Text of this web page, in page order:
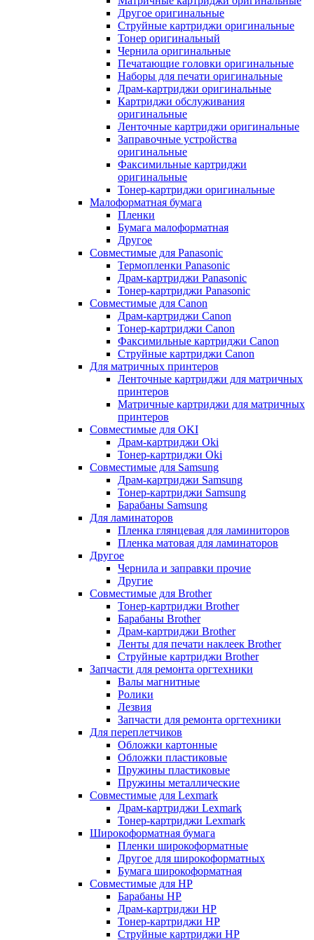
Другое оригинальные
Струйные картриджи оригинальные
Тонер оригинальный
Чернила оригинальные
Печатающие головки оригинальные
Наборы для печати оригинальные
Драм-картриджи оригинальные
Картриджи обслуживания
оригинальные
Ленточные картриджи оригинальные
Заправочные устройства
оригинальные
Факсимильные картриджи
оригинальные
Тонер-картриджи оригинальные
Малоформатная бумага
Пленки
Бумага малоформатная
Другое
Совместимые для Panasonic
Термопленки Panasonic
Драм-картриджи Panasonic
Тонер-картриджи Panasonic
Совместимые для Canon
Драм-картриджи Canon
Тонер-картриджи Canon
Факсимильные картриджи Canon
Струйные картриджи Canon
Для матричных принтеров
Ленточные картриджи для матричных
принтеров
Матричные картриджи для матричных
принтеров
Совместимые для OKI
Драм-картриджи Oki
Тонер-картриджи Oki
Совместимые для Samsung
Драм-картриджи Samsung
Тонер-картриджи Samsung
Барабаны Samsung
Для ламинаторов
Пленка глянцевая для ламиниторов
Пленка матовая для ламинаторов
Другое
Чернила и заправки прочие
Другие
Совместимые для Brother
Тонер-картриджи Brother
Барабаны Brother
Драм-картриджи Brother
Ленты для печати наклеек Brother
Струйные картриджи Brother
Запчасти для ремонта оргтехники
Валы магнитные
Ролики
Лезвия
Запчасти для ремонта оргтехники
Для переплетчиков
Обложки картонные
Обложки пластиковые
Пружины пластиковые
Пружины металлические
Совместимые для Lexmark
Драм-картриджи Lexmark
Тонер-картриджи Lexmark
Широкоформатная бумага
Пленки широкоформатные
Другое для широкоформатных
Бумага широкоформатная
Совместимые для HP
Барабаны HP
Драм-картриджи HP
Тонер-картриджи HP
Струйные картриджи HP